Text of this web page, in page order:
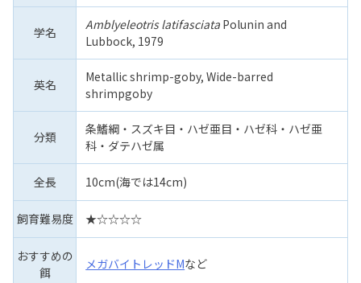
学名 Amblyeleotris latifasciata Polunin and
Lubbock, 1979
英名
Metallic shrimp-goby, Wide-barred
shrimpgoby
分類
条鰭綱・スズキ目・ハゼ亜目・ハゼ科・ハゼ亜
科・ダテハゼ属
全長 10cm(海では14cm)
飼育難易度 ★☆☆☆☆
おすすめの
餌
メガバイトレッドMなど